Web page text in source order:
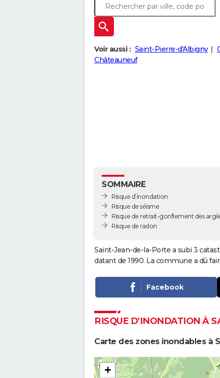
Voir aussi : Saint-Pierre-d'Albigny
Châteauneuf
SOMMAIRE
Risque d’inondation
Risque de séisme
Risque de retrait-gonflement des
Risque de radon
Saint-Jean-de-la-Porte a subi 3
datant de 1990. La commune a dû
Facebook
RISQUE D’INONDATION À
Carte des zones inondables à
+